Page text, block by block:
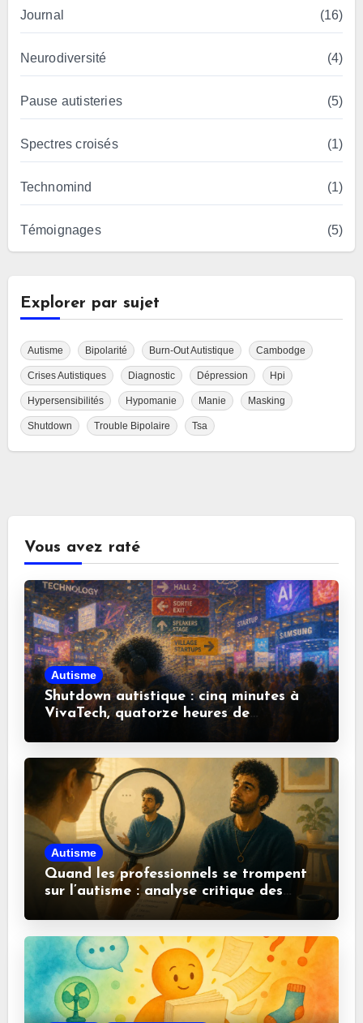
Journal (16)
Neurodiversité (4)
Pause autisteries (5)
Spectres croisés (1)
Technomind (1)
Témoignages (5)
Explorer par sujet
Autisme Bipolarité Burn-Out Autistique Cambodge
Crises Autistiques Diagnostic Dépression Hpi
Hypersensibilités Hypomanie Manie Masking
Shutdown Trouble Bipolaire Tsa
Vous avez raté
Autisme
Shutdown autistique : cinq minutes à
VivaTech, quatorze heures de
récupération
Autisme
Quand les professionnels se trompent
sur l’autisme : analyse critique des
idées reçues